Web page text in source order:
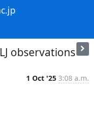
observations
1 Oct '25 3:08 a.m.